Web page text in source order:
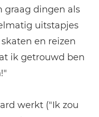
graag dingen als
uitstapjes
en reizen
ik getrouwd ben
werkt ("Ik zou